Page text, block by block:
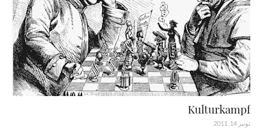
Kulturkampf
نونبر 14, 2011